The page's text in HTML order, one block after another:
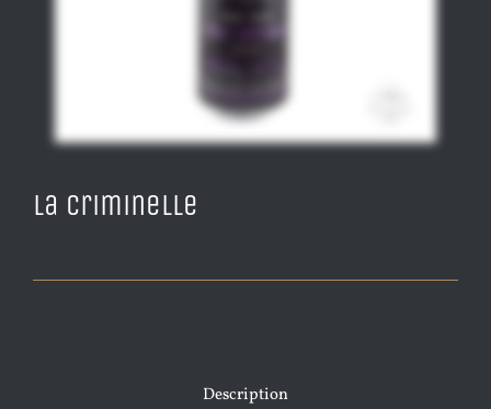
La Criminelle
Description